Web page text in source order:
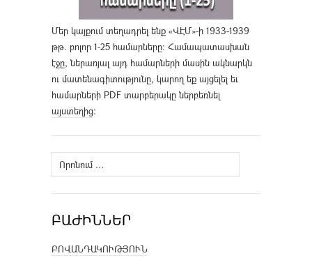
Մեր կայքում տեղադրել ենք «ՎԷՄ»-ի 1933-1939
թթ. բոլոր 1-25 համարները։ Համապատասխան
էջը, ներառյալ այդ համարների մասին ակնարկն
ու մատենագիտությունը, կարող եք այցելել եւ
համարների PDF տարբերակը ներբեռնել
այստեղից։
Որոնել՝
ԲԱԺԻՆՆԵՐ
ԲՈՎԱՆԴԱԿՈՒԹՅՈՒՆ